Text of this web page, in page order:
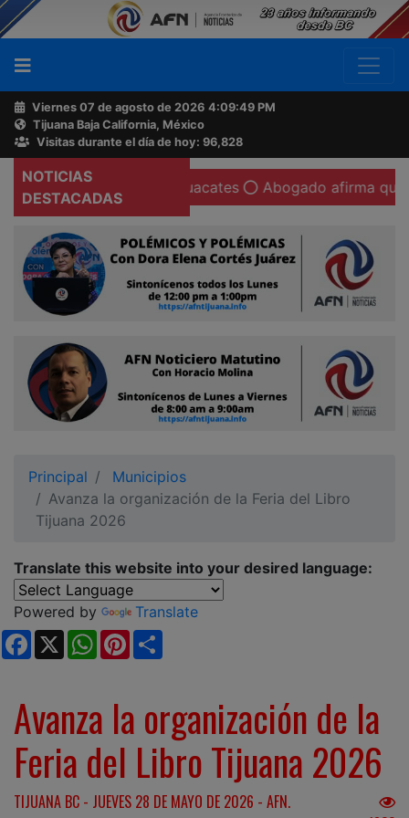
Viernes 07 de agosto de 2026 4:09:50 PM
Tijuana Baja California, México
Visitas durante el día de hoy: 96,828
NOTICIAS
DESTACADAS
regala aguacates Abogado afirma que existen
Principal
Municipios
Avanza la organización de la Feria del Libro
Tijuana 2026
Translate this website into your desired language:
Powered by
Translate
Facebook
X WhatsApp
Pinterest
Avanza la organización de la
Feria del Libro Tijuana 2026
TIJUANA BC - JUEVES 28 DE MAYO DE 2026 - AFN.
Buscador
Acerca
de
AFN
Ventas
Contacto
Reportero
Ciudadano